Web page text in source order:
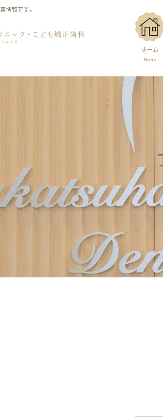
クが配信するブログページです。
情報です。
ホーム
Home